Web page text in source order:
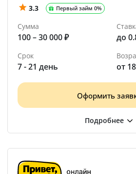
3.3 Первый займ 0%
Сумма
100 – 30 000 ₽ до
Срок
7 - 21 день от
Оформить